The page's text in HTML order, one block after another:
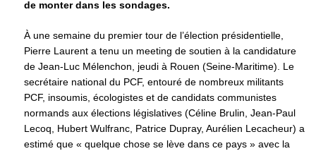
de monter dans les sondages.
À une semaine du premier tour de l’élection présidentielle,
Pierre Laurent a tenu un meeting de soutien à la candidature
de Jean-Luc Mélenchon, jeudi à Rouen (Seine-Maritime). Le
secrétaire national du PCF, entouré de nombreux militants
PCF, insoumis, écologistes et de candidats communistes
normands aux élections législatives (Céline Brulin, Jean-Paul
Lecoq, Hubert Wulfranc, Patrice Dupray, Aurélien Lecacheur) a
estimé que « quelque chose se lève dans ce pays » avec la